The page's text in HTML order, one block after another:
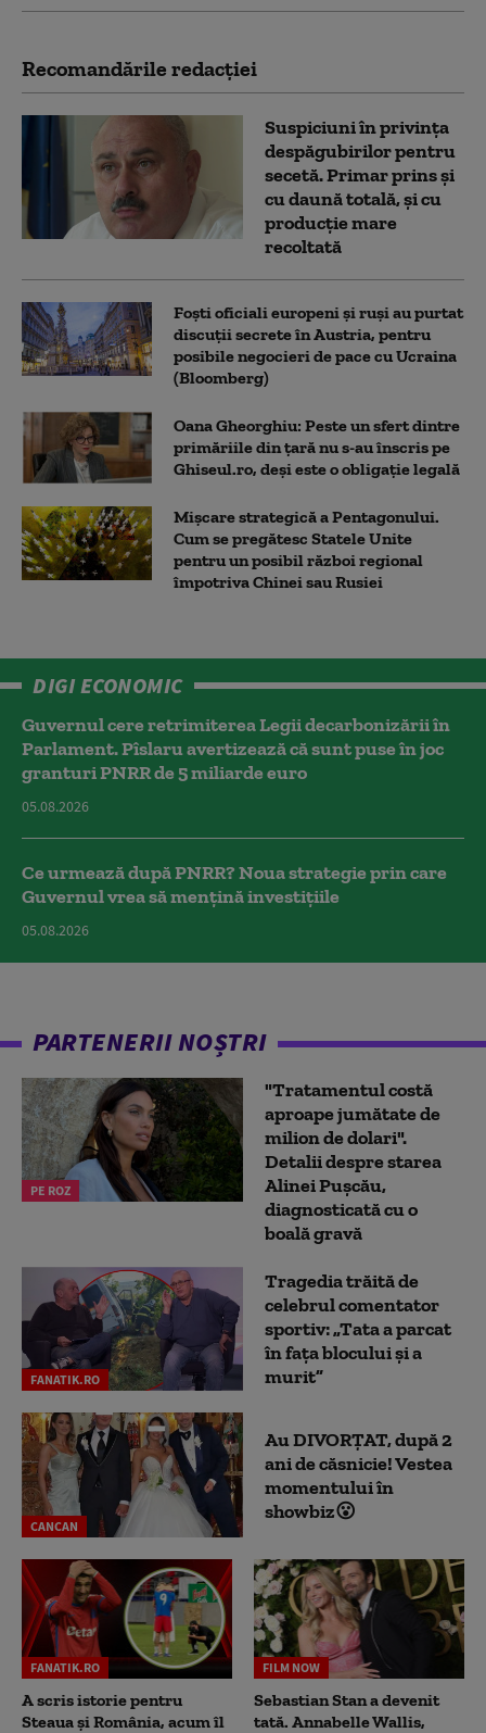
Recomandările redacţiei
Suspiciuni în privința
despăgubirilor pentru
secetă. Primar prins și
cu daună totală, și cu
producție mare
recoltată
Foști oficiali europeni și ruși au purtat
discuții secrete în Austria, pentru
posibile negocieri de pace cu Ucraina
(Bloomberg)
Oana Gheorghiu: Peste un sfert dintre
primăriile din țară nu s-au înscris pe
Ghiseul.ro, deși este o obligație legală
Mișcare strategică a Pentagonului.
Cum se pregătesc Statele Unite
pentru un posibil război regional
împotriva Chinei sau Rusiei
DIGI ECONOMIC
Guvernul cere retrimiterea Legii decarbonizării în
Parlament. Pîslaru avertizează că sunt puse în joc
granturi PNRR de 5 miliarde euro
05.08.2026
Ce urmează după PNRR? Noua strategie prin care
Guvernul vrea să mențină investițiile
05.08.2026
PARTENERII NOȘTRI
PE ROZ
"Tratamentul costă
aproape jumătate de
milion de dolari".
Detalii despre starea
Alinei Pușcău,
diagnosticată cu o
boală gravă
FANATIK.RO
Tragedia trăită de
celebrul comentator
sportiv: „Tata a parcat
în fața blocului și a
murit”
CANCAN
Au DIVORȚAT, după 2
ani de căsnicie! Vestea
momentului în
showbiz😮
FANATIK.RO
A scris istorie pentru
Steaua și România, acum îl
FILM NOW
Sebastian Stan a devenit
tată. Annabelle Wallis,